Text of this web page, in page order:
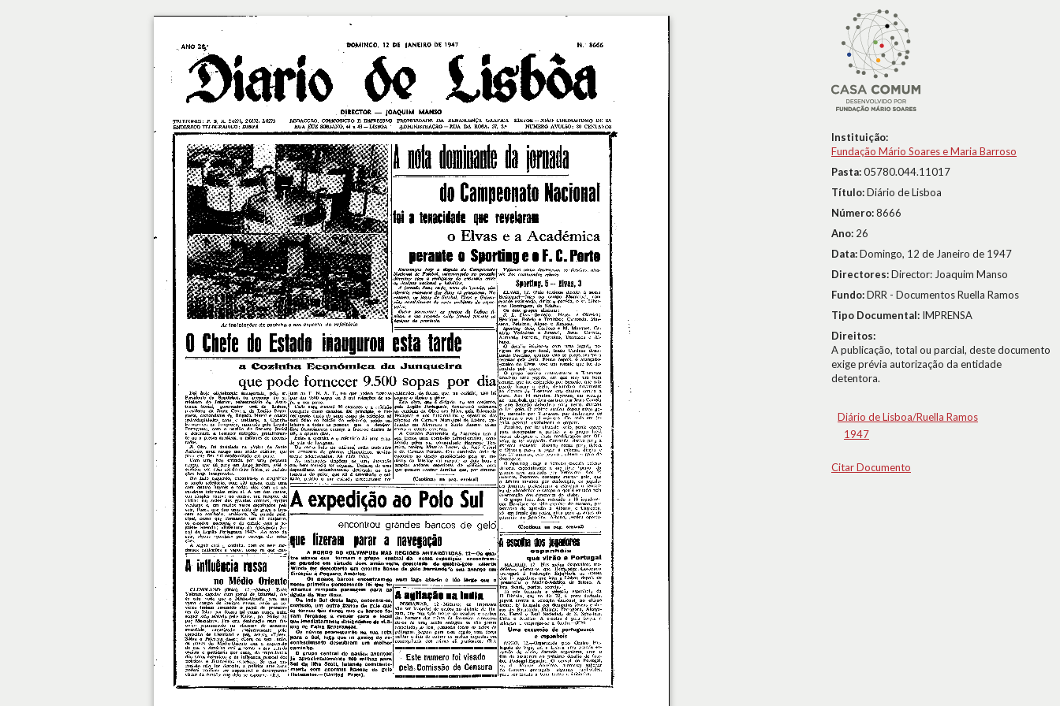
Instituição:
Fundação Mário Soares e Maria Barroso
Pasta:05780.044.11017
Título:Diário de Lisboa
Número:8666
Ano: 26
Data:Domingo, 12 de Janeiro de 1947
Directores:Director: Joaquim Manso
Fundo:DRR - Documentos Ruella Ramos
Tipo Documental: IMPRENSA
Direitos:
A publicação, total ou parcial, deste documento
exige prévia autorização da entidade
detentora.
Diário de Lisboa/Ruella Ramos
1947
Citar Documento